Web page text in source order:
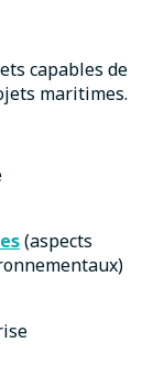
capables de
maritimes.
(aspects